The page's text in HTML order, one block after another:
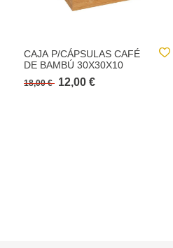
CAJA P/CÁPSULAS CAFÉ
DE BAMBÚ 30X30X10
18,00 € 12,00 €